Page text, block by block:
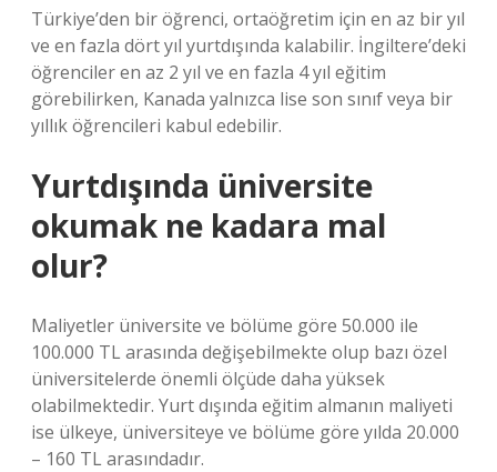
Türkiye’den bir öğrenci, ortaöğretim için en az bir yıl
ve en fazla dört yıl yurtdışında kalabilir. İngiltere’deki
öğrenciler en az 2 yıl ve en fazla 4 yıl eğitim
görebilirken, Kanada yalnızca lise son sınıf veya bir
yıllık öğrencileri kabul edebilir.
Yurtdışında üniversite
okumak ne kadara mal
olur?
Maliyetler üniversite ve bölüme göre 50.000 ile
100.000 TL arasında değişebilmekte olup bazı özel
üniversitelerde önemli ölçüde daha yüksek
olabilmektedir. Yurt dışında eğitim almanın maliyeti
ise ülkeye, üniversiteye ve bölüme göre yılda 20.000
– 160 TL arasındadır.